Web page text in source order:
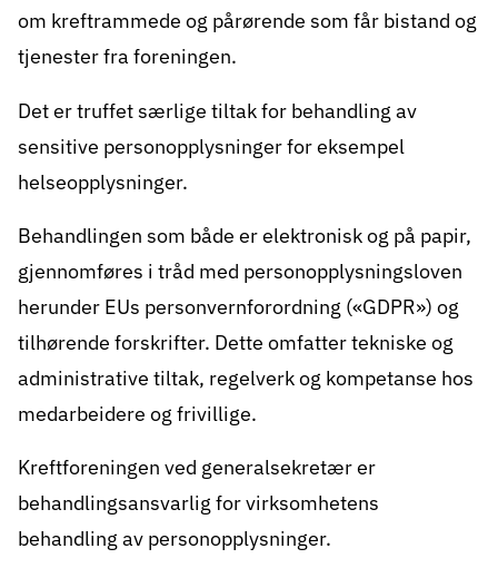
om kreftrammede og pårørende som får bistand og
tjenester fra foreningen.
Det er truffet særlige tiltak for behandling av
sensitive personopplysninger for eksempel
helseopplysninger.
Behandlingen som både er elektronisk og på papir,
gjennomføres i tråd med personopplysningsloven
herunder EUs personvernforordning («GDPR») og
tilhørende forskrifter. Dette omfatter tekniske og
administrative tiltak, regelverk og kompetanse hos
medarbeidere og frivillige.
Kreftforeningen ved generalsekretær er
behandlingsansvarlig for virksomhetens
behandling av personopplysninger.